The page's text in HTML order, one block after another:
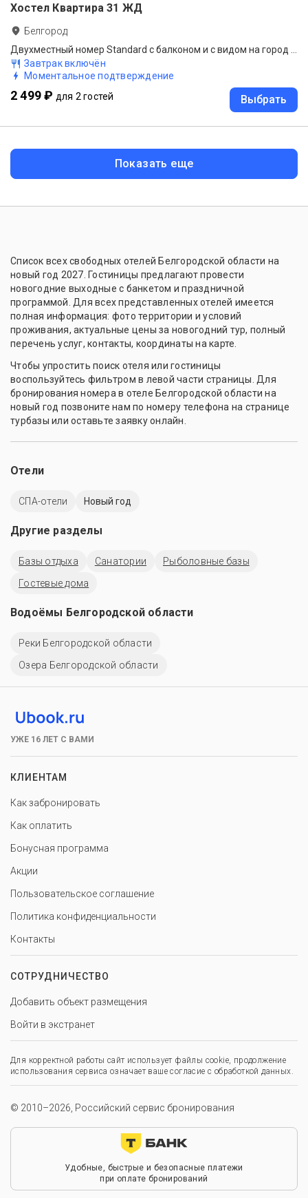
Хостел Квартира 31 ЖД
Белгород
Завтрак включён
Моментальное подтверждение
2 499 ₽ для 2 гостей Выбрать
Показать еще
Список всех свободных отелей Белгородской области на
новый год 2027. Гостиницы предлагают провести
новогодние выходные с банкетом и праздничной
программой. Для всех представленных отелей имеется
полная информация: фото территории и условий
проживания, актуальные цены за новогодний тур, полный
перечень услуг, контакты, координаты на карте.
Чтобы упростить поиск отеля или гостиницы
воспользуйтесь фильтром в левой части страницы. Для
бронирования номера в отеле Белгородской области на
новый год позвоните нам по номеру телефона на странице
турбазы или оставьте заявку онлайн.
Отели
СПА-отели Новый год
Другие разделы
Базы отдыха Санатории
Рыболовные базы
Гостевые дома
Водоёмы Белгородской области
Реки Белгородской области
Озера Белгородской области
УЖЕ 16 ЛЕТ С ВАМИ
КЛИЕНТАМ
Как забронировать
Как оплатить
Бонусная программа
Акции
Пользовательское соглашение
Политика конфиденциальности
Контакты
СОТРУДНИЧЕСТВО
Добавить объект размещения
Войти в экстранет
Для корректной работы сайт использует файлы cookie, продолжение
использования сервиса означает ваше согласие с обработкой данных.
© 2010–2026, Российский сервис бронирования
Удобные, быстрые и безопасные платежи
при оплате бронирований